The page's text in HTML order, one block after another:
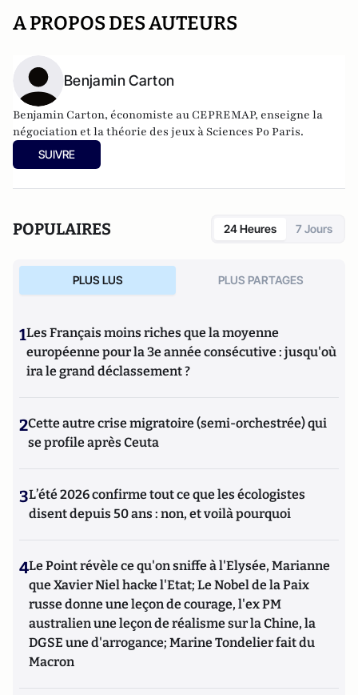
A PROPOS DES AUTEURS
Benjamin Carton
Benjamin Carton, économiste au CEPREMAP, enseigne la
négociation et la théorie des jeux à Sciences Po Paris.
SUIVRE
POPULAIRES 24 Heures 7 Jours
PLUS LUS PLUS PARTAGES
1Les Français moins riches que la moyenne
européenne pour la 3e année consécutive : jusqu'où
ira le grand déclassement ?
2Cette autre crise migratoire (semi-orchestrée) qui
se profile après Ceuta
3L’été 2026 confirme tout ce que les écologistes
disent depuis 50 ans : non, et voilà pourquoi
4Le Point révèle ce qu'on sniffe à l'Elysée, Marianne
que Xavier Niel hacke l'Etat; Le Nobel de la Paix
russe donne une leçon de courage, l'ex PM
australien une leçon de réalisme sur la Chine, la
DGSE une d'arrogance; Marine Tondelier fait du
Macron